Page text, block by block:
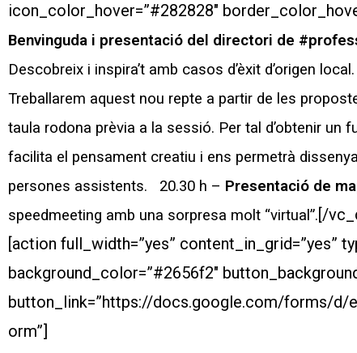
icon_color_hover=”#282828″
Benvinguda i presentació del directori de
Descobreix i inspira’t amb casos d’èxit d’origen local.
Treballarem aquest nou repte a partir de les
taula rodona prèvia a la sessió. Per tal d’obtenir un
facilita el pensament creatiu i ens permetrà
persones assistents.
20.30 h – Presentació de
speedmeeting amb una sorpresa molt “virtual”.[/
[action full_width=”yes” content_in_grid=”yes”
background_color=”#2656f2″
button_link=”https://docs.google.com/forms/d/
orm”]